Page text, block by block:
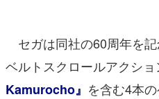
セガは同社の60周年を記
ベルトスクロールアクショ
Kamurocho』 を含む4本